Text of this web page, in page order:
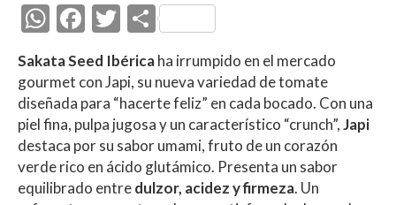
W
h
at
s
A
p
p
F
ac
e
b
o
o
k
T
w
itt
er
C
o
m
p
ar
ti
r
Sakata Seed Ibéricaha irrumpido en el mercado
gourmet con Japi, su nueva variedad de tomate
diseñada para “hacerte feliz” en cada bocado. Con una
piel fina, pulpa jugosa y un característico “crunch”,Japi
destaca por su sabor umami, fruto de un corazón
verde rico en ácido glutámico. Presenta un sabor
equilibrado entredulzor, acidez y firmeza. Un